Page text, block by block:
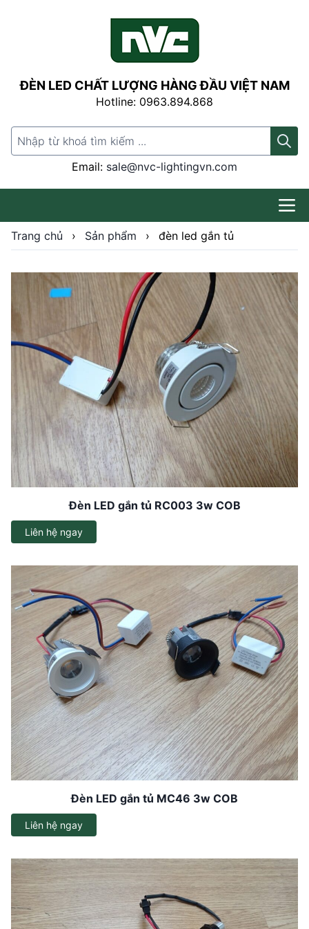
ĐÈN LED CHẤT LƯỢNG HÀNG ĐẦU VIỆT NAM
Hotline: 0963.894.868
Search for:
Email: sale@nvc-lightingvn.com
Trang chủ › Sản phẩm › đèn led gắn tủ
Đèn LED gắn tủ RC003 3w COB
Liên hệ ngay
Đèn LED gắn tủ MC46 3w COB
Liên hệ ngay